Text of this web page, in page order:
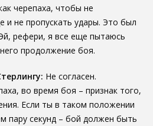
черепаха, чтобы не
и не пропускать удары. Это был
рефери, я все еще пытаюсь
продолжение боя.
Не согласен.
во время боя – признак того,
Если ты в таком положении
пару секунд – бой должен быть